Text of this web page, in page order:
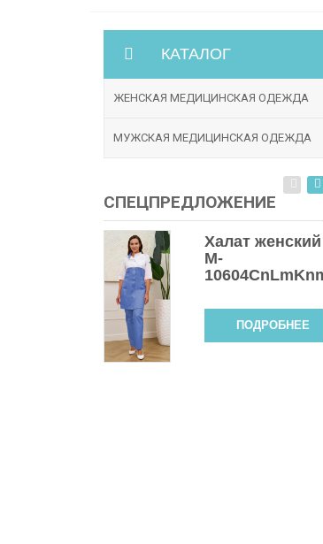
КАТАЛОГ
ЖЕНСКАЯ МЕДИЦИНСКАЯ ОДЕЖДА
МУЖСКАЯ МЕДИЦИНСКАЯ ОДЕЖДА
СПЕЦПРЕДЛОЖЕНИЕ
Халат женский
M-
ПОДРОБНЕЕ